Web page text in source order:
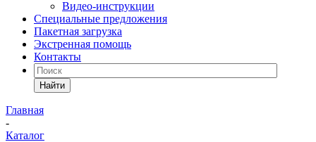
Видео-инструкции
Специальные предложения
Пакетная загрузка
Экстренная помощь
Контакты
Найти
Главная
-
Каталог